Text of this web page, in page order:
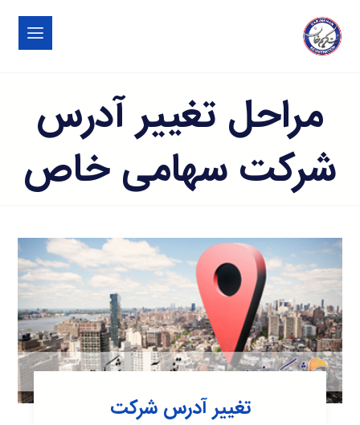
مراحل تغییر آدرس
شرکت سهامی خاص
تغییر آدرس شرکت